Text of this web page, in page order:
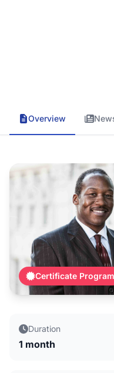
Overview
Certificate Program
Duration
1 month